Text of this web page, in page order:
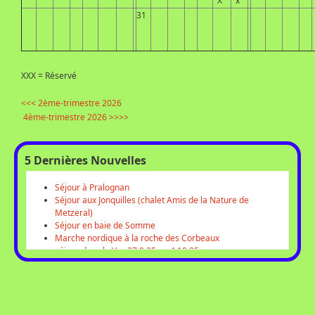
31
XXX = Réservé
<<< 2ème-trimestre 2026
4ème-trimestre 2026 >>>>
5 Dernières Nouvelles
Séjour à Pralognan
Séjour aux Jonquilles (chalet Amis de la Nature de
Metzeral)
Séjour en baie de Somme
Marche nordique à la roche des Corbeaux
séjour dans le Var 27.9.25 au 4.10.25